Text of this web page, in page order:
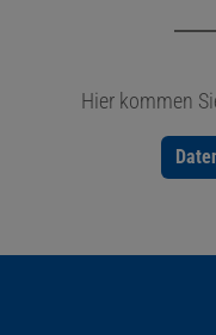
Hier kommen